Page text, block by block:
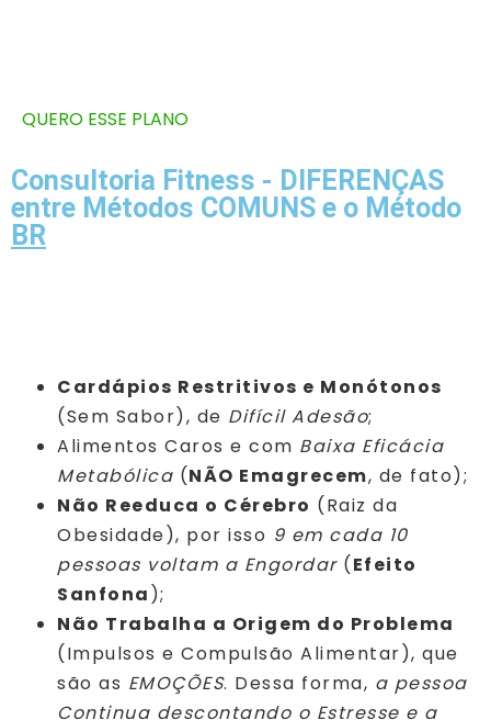
QUERO ESSE PLANO
Consultoria Fitness - DIFERENÇAS
entre Métodos COMUNS e o Método
BR
Cardápios Restritivos e Monótonos
(Sem Sabor), de Difícil Adesão;
Alimentos Caros e com Baixa Eficácia
Metabólica (NÃO Emagrecem, de fato);
Não Reeduca o Cérebro (Raiz da
Obesidade), por isso 9 em cada 10
pessoas voltam a Engordar (Efeito
Sanfona );
Não Trabalha a Origem do Problema
(Impulsos e Compulsão Alimentar), que
são as EMOÇÕES. Dessa forma, a pessoa
Continua descontando o Estresse e a